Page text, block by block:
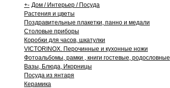
+- Дом / Интерьер / Посуда
Растения и цветы
Поздравительные плакетки, панно и медали
Столовые приборы
Коробки для часов, шкатулки
VICTORINOX. Перочинные и кухонные ножи
Фотоальбомы, рамки , книги гостевые, родословные
Вазы, Блюда, Икорницы
Посуда из янтаря
Керамика